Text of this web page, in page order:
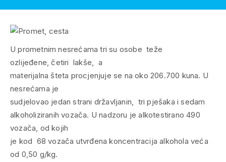
U prometnim nesrećama tri su osobe teže
ozlijeđene, četiri lakše, a
materijalna šteta procjenjuje se na oko 206.700 kuna. U
nesrećama je
sudjelovao jedan strani državljanin, tri pješaka i sedam
alkoholiziranih vozača. U nadzoru je alkotestirano 490
vozača, od kojih
je kod 68 vozača utvrđena koncentracija alkohola veća
od 0,50 g/kg.